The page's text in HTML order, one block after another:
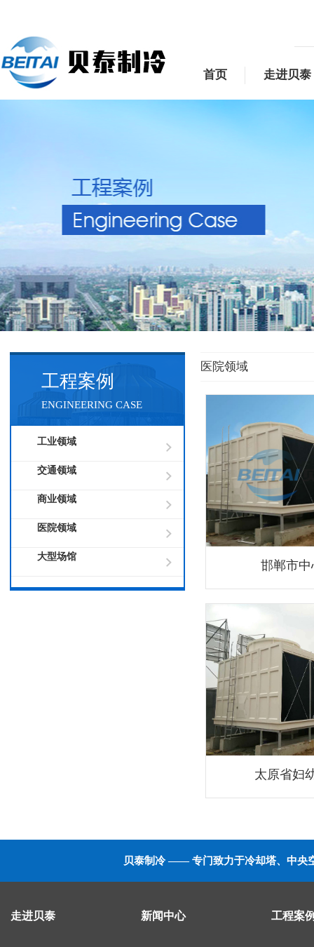
首页 走进贝泰
工程案例
ENGINEERING CASE
工业领域
交通领域
商业领域
医院领域
大型场馆
医院领域
邯郸市
太原省妇
贝泰制冷 —— 专门致力于冷却塔、中央
走进贝泰 新闻中心 工程案